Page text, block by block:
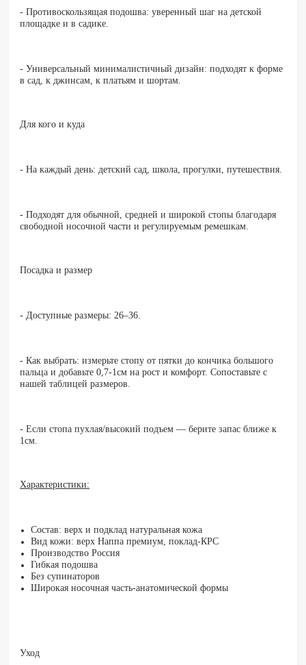
- Противоскользящая подошва: уверенный шаг на детской
площадке и в садике.
- Универсальный минималистичный дизайн: подходят к форме
в сад, к джинсам, к платьям и шортам.
Для кого и куда
- На каждый день: детский сад, школа, прогулки, путешествия.
- Подходят для обычной, средней и широкой стопы благодаря
свободной носочной части и регулируемым ремешкам.
Посадка и размер
- Доступные размеры: 26–36.
- Как выбрать: измерьте стопу от пятки до кончика большого
пальца и добавьте 0,7-1см на рост и комфорт. Сопоставьте с
нашей таблицей размеров.
- Если стопа пухлая/высокий подъем — берите запас ближе к
1см.
Характеристики:
Состав: верх и подклад натуральная кожа
Вид кожи: верх Наппа премиум, поклад-КРС
Производство Россия
Гибкая подошва
Без супинаторов
Широкая носочная часть-анатомической формы
Уход